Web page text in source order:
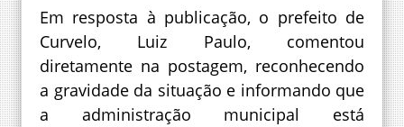
Em resposta à publicação, o prefeito de
Curvelo, Luiz Paulo, comentou
diretamente na postagem, reconhecendo
a gravidade da situação e informando que
a administração municipal está